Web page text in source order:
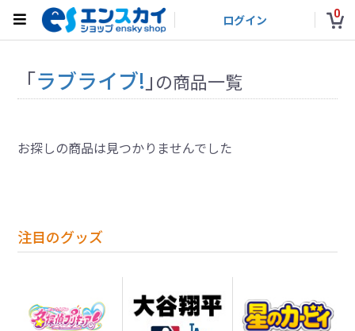
ログイン 0
注目のグッズ
「ラブライブ! 」の商品一覧
お探しの商品は見つかりませんでした